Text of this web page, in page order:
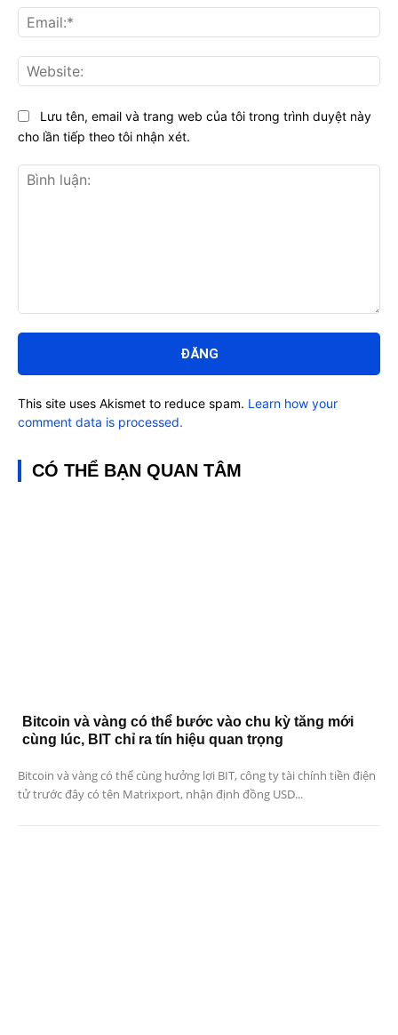
luận:
Lưu tên, email và trang web của tôi trong trình duyệt này
cho lần tiếp theo tôi nhận xét.
This site uses Akismet to reduce spam. Learn how your
comment data is processed.
CÓ THỂ BẠN QUAN TÂM
Bitcoin và vàng có thể bước vào chu kỳ tăng mới
cùng lúc, BIT chỉ ra tín hiệu quan trọng
Bitcoin và vàng có thể cùng hưởng lợi BIT, công ty tài chính tiền điện
tử trước đây có tên Matrixport, nhận định đồng USD...